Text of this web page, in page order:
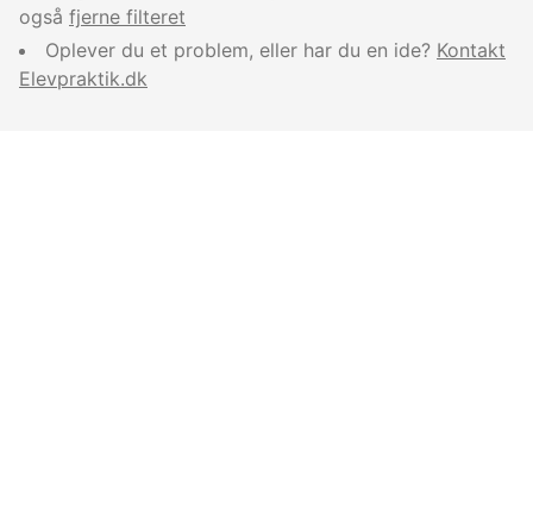
også fjerne filteret
Oplever du et problem, eller har du en ide? Kontakt
Elevpraktik.dk